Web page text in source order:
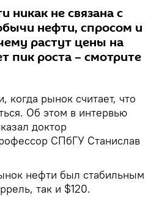
никак не связана с
нефти, спросом и
растут цены на
пик роста – смотрите
когда рынок считает, что
Об этом в интервью
доктор
СПбГУ Станислав
нефти был стабильным
так и $120.